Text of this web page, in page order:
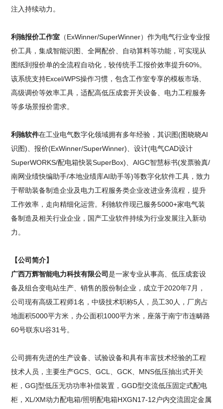
注入持续动力。
利驰报价工作室 （ExWinner/SuperWinner）作为电气行业专业报
价工具，集成智能识图、全网配价、自动算料等功能，可实现从
图纸到报价单的全流程自动化，较传统手工报价效率提升60%。
该系统支持Excel/WPS操作习惯，包含工作室专享的模板市场、
高级调价等效率工具，适配高低压成套开关设备、电力工程服务
等多场景报价需求。
利驰软件在工业电气数字化领域拥有多年经验，其识图(图晓晓AI
识图)、报价(ExWinner/SuperWinner)、设计(电气CAD设计
SuperWORKS/配电箱快装SuperBox)、AIGC智慧标书(发票验真/
南网业绩快编助手/本地业绩库AI助手等)等数字化软件工具，致力
于帮助装备制造企业及电力工程服务类企业改进业务流程，提升
工作效率，走向精细化运营。利驰软件现已服务5000+家电气装
备制造及相关行业企业，国产工业软件持续为行业发展注入新动
力。
【公司简介】
广西万辉智能电力科技有限公司是一家专业从事高、低压成套设
备及组合变电站生产、销售的股份制企业，成立于2020年7月，
公司现有高级工程师1名，中级技术职称5人，员工30人，厂房占
地面积5000平方米，办公面积1000平方米，座落于南宁市连畴路
60号联东U谷31号。
公司拥有先进的生产设备、试验设备和具有丰富技术经验的工程
技术人员，主要生产GCS、GCL、GCK、MNS低压抽出式开关
柜，GG]型低压无功功率补偿装置，GGD型交流低压固定式配电
柜，XL/XM动力配电箱/照明配电箱HXGN17-12户内交流固定金属